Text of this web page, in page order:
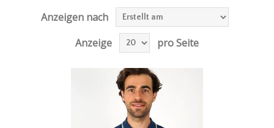
Anzeigen nach
Anzeige
pro Seite